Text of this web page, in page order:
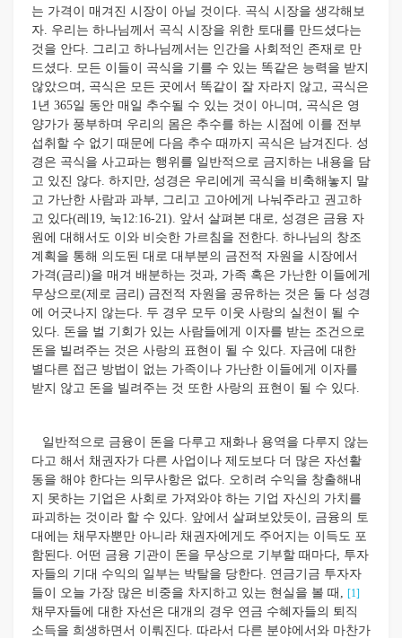
는 가격이 매겨진 시장이 아닐 것이다. 곡식 시장을 생각해보
자. 우리는 하나님께서 곡식 시장을 위한 토대를 만드셨다는
것을 안다. 그리고 하나님께서는 인간을 사회적인 존재로 만
드셨다. 모든 이들이 곡식을 기를 수 있는 똑같은 능력을 받지
않았으며, 곡식은 모든 곳에서 똑같이 잘 자라지 않고, 곡식은
1년 365일 동안 매일 추수될 수 있는 것이 아니며, 곡식은 영
양가가 풍부하며 우리의 몸은 추수를 하는 시점에 이를 전부
섭취할 수 없기 때문에 다음 추수 때까지 곡식은 남겨진다. 성
경은 곡식을 사고파는 행위를 일반적으로 금지하는 내용을 담
고 있진 않다. 하지만, 성경은 우리에게 곡식을 비축해놓지 말
고 가난한 사람과 과부, 그리고 고아에게 나눠주라고 권고하
고 있다(레19, 눅12:16-21). 앞서 살펴본 대로, 성경은 금융 자
원에 대해서도 이와 비슷한 가르침을 전한다. 하나님의 창조
계획을 통해 의도된 대로 대부분의 금전적 자원을 시장에서
가격(금리)을 매겨 배분하는 것과, 가족 혹은 가난한 이들에게
무상으로(제로 금리) 금전적 자원을 공유하는 것은 둘 다 성경
에 어긋나지 않는다. 두 경우 모두 이웃 사랑의 실천이 될 수
있다. 돈을 벌 기회가 있는 사람들에게 이자를 받는 조건으로
돈을 빌려주는 것은 사랑의 표현이 될 수 있다. 자금에 대한
별다른 접근 방법이 없는 가족이나 가난한 이들에게 이자를
받지 않고 돈을 빌려주는 것 또한 사랑의 표현이 될 수 있다.
일반적으로 금융이 돈을 다루고 재화나 용역을 다루지 않는
다고 해서 채권자가 다른 사업이나 제도보다 더 많은 자선활
동을 해야 한다는 의무사항은 없다. 오히려 수익을 창출해내
지 못하는 기업은 사회로 가져와야 하는 기업 자신의 가치를
파괴하는 것이라 할 수 있다. 앞에서 살펴보았듯이, 금융의 토
대에는 채무자뿐만 아니라 채권자에게도 주어지는 이득도 포
함된다. 어떤 금융 기관이 돈을 무상으로 기부할 때마다, 투자
자들의 기대 수익의 일부는 박탈을 당한다. 연금기금 투자자
들이 오늘 가장 많은 비중을 차지하고 있는 현실을 볼 때, [1]
채무자들에 대한 자선은 대개의 경우 연금 수혜자들의 퇴직
소득을 희생하면서 이뤄진다. 따라서 다른 분야에서와 마찬가